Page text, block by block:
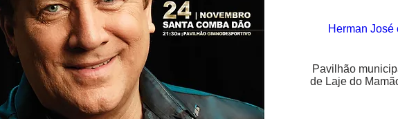
Herman José
Pavilhão
de Laje do